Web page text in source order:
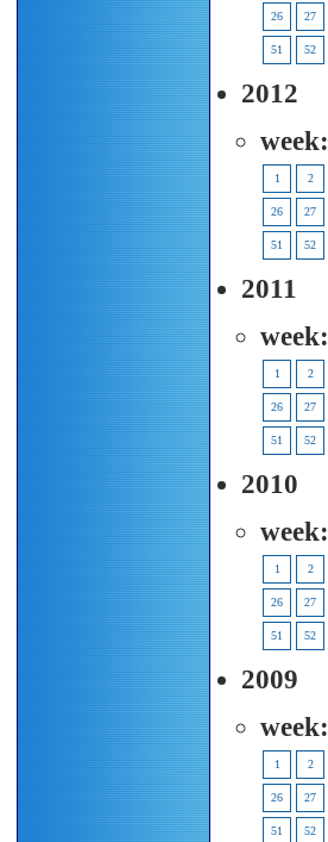
26 27
51 52
2012
week:
1 2
26 27
51 52
2011
week:
1 2
26 27
51 52
2010
week:
1 2
26 27
51 52
2009
week:
1 2
26 27
51 52